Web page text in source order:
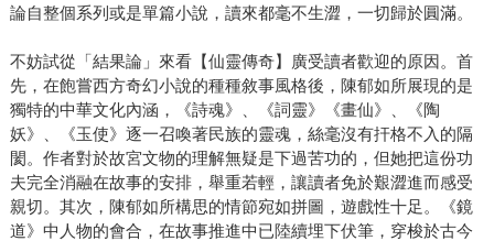
論自整個系列或是單篇小說，讀來都毫不生澀，一切歸於圓滿。
不妨試從「結果論」來看【仙靈傳奇】廣受讀者歡迎的原因。首
先，在飽嘗西方奇幻小說的種種敘事風格後，陳郁如所展現的是
獨特的中華文化內涵，《詩魂》、《詞靈》《畫仙》、《陶
妖》、《玉使》逐一召喚著民族的靈魂，絲毫沒有扞格不入的隔
閡。作者對於故宮文物的理解無疑是下過苦功的，但她把這份功
夫完全消融在故事的安排，舉重若輕，讓讀者免於艱澀進而感受
親切。其次，陳郁如所構思的情節宛如拼圖，遊戲性十足。《鏡
道》中人物的會合，在故事推進中已陸續埋下伏筆，穿梭於古今